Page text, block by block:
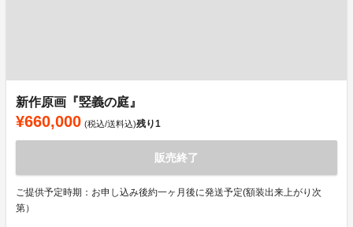
新作原画『竪義の庭』
¥660,000 (税込/送料込)残り1
販売終了
ご提供予定時期：お申し込み後約一ヶ月後に発送予定(額装出来上がり次
第）